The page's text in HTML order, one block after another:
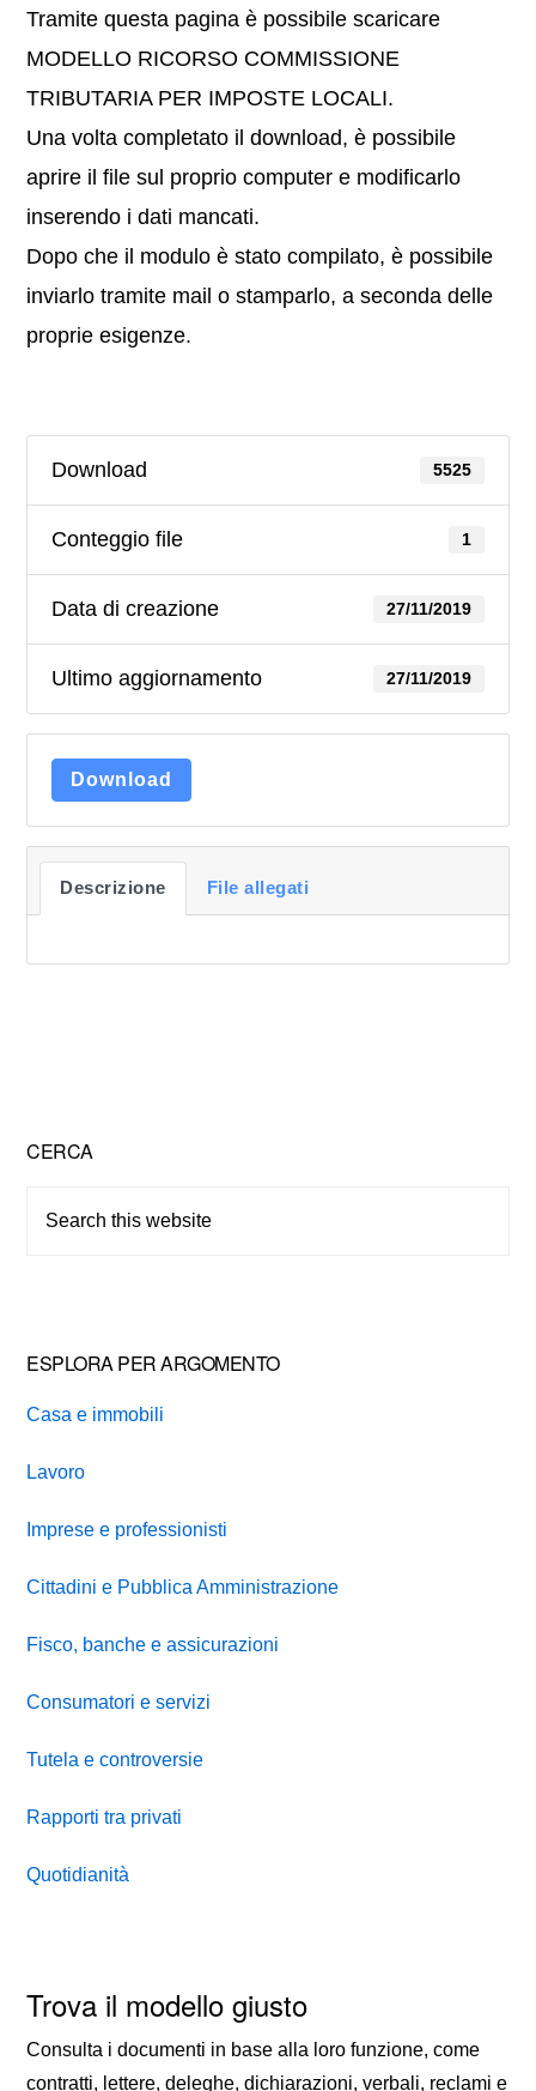
Tramite questa pagina è possibile scaricare
MODELLO RICORSO COMMISSIONE
TRIBUTARIA PER IMPOSTE LOCALI.
Una volta completato il download, è possibile
aprire il file sul proprio computer e modificarlo
inserendo i dati mancati.
Dopo che il modulo è stato compilato, è possibile
inviarlo tramite mail o stamparlo, a seconda delle
proprie esigenze.
Download 5525
Conteggio file 1
Data di creazione 27/11/2019
Ultimo aggiornamento 27/11/2019
Download
Descrizione File allegati
Primary
Sidebar
CERCA
ESPLORA PER ARGOMENTO
Casa e immobili
Lavoro
Imprese e professionisti
Cittadini e Pubblica Amministrazione
Fisco, banche e assicurazioni
Consumatori e servizi
Tutela e controversie
Rapporti tra privati
Quotidianità
Trova il modello giusto
Consulta i documenti in base alla loro funzione, come
contratti, lettere, deleghe, dichiarazioni, verbali, reclami e